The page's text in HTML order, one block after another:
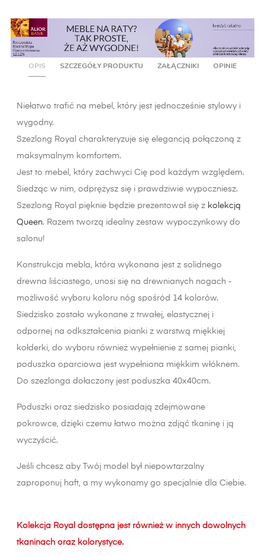
OPIS SZCZEGÓŁY PRODUKTU ZAŁĄCZNIKI OPINIE
Niełatwo trafić na mebel, który jest jednocześnie stylowy i
wygodny.
Szezlong Royal charakteryzuje się elegancją połączoną z
maksymalnym komfortem.
Jest to mebel, który zachwyci Cię pod każdym względem.
Siedząc w nim, odprężysz się i prawdziwie wypoczniesz.
Szezlong Royal pięknie będzie prezentował się z kolekcją
Queen. Razem tworzą idealny zestaw wypoczynkowy do
salonu!
Konstrukcja mebla, która wykonana jest z solidnego
drewna liściastego, unosi się na drewnianych nogach -
możliwość wyboru koloru nóg spośród 14 kolorów.
Siedzisko zostało wykonane z trwałej, elastycznej i
odpornej na odkształcenia pianki z warstwą miękkiej
kołderki, do wyboru również wypełnienie z samej pianki,
poduszka oparciowa jest wypełniona miękkim włóknem.
Do szezlonga dołaczony jest poduszka 40x40cm.
Poduszki oraz siedzisko posiadają zdejmowane
pokrowce, dzięki czemu łatwo można zdjąć tkaninę i ją
wyczyścić.
Jeśli chcesz aby Twój model był niepowtarzalny
zaproponuj haft, a my wykonamy go specjalnie dla Ciebie.
Kolekcja Royal dostępna jest również w innych dowolnych
tkaninach oraz kolorystyce.